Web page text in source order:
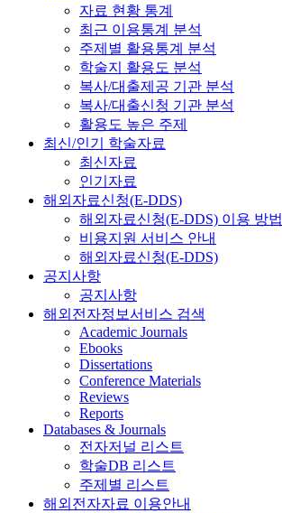
자료 현황 통계
최근 이용통계 분석
주제별 활용통계 분석
학술지 활용도 분석
복사/대출제공 기관 분석
복사/대출신청 기관 분석
활용도 높은 주제
최신/인기 학술자료
최신자료
인기자료
해외자료신청(E-DDS)
해외자료신청(E-DDS) 이용 방법
비용지원 서비스 안내
해외자료신청(E-DDS)
공지사항
공지사항
해외전자정보서비스 검색
Academic Journals
Ebooks
Dissertations
Conference Materials
Reviews
Reports
Databases & Journals
전자저널 리스트
학술DB 리스트
주제별 리스트
해외전자자료 이용안내